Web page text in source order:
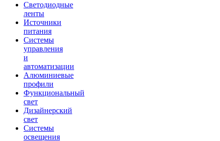
Светодиодные
ленты
Источники
питания
Системы
управления
и
автоматизации
Алюминиевые
профили
Функциональный
свет
Дизайнерский
свет
Системы
освещения